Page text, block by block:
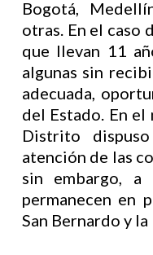
Bogotá,
otras. En el caso
que llevan 11
algunas sin
adecuada,
del Estado. En
Distrito
atención de las
sin embargo, a
permanecen en
San Bernardo y